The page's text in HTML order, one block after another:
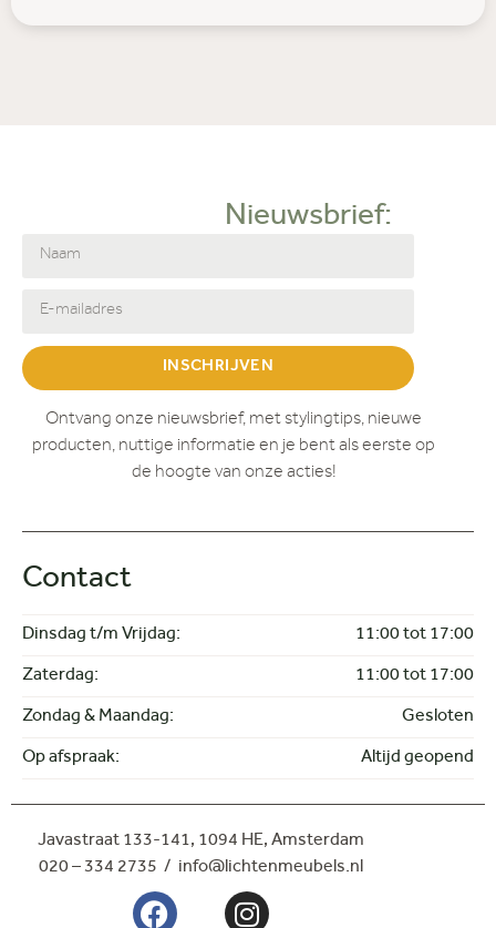
Nieuwsbrief:
INSCHRIJVEN
Ontvang onze nieuwsbrief, met stylingtips, nieuwe
producten, nuttige informatie en je bent als eerste op
de hoogte van onze acties!
Contact
Dinsdag t/m Vrijdag: 11:00 tot 17:00
Zaterdag: 11:00 tot 17:00
Zondag & Maandag: Gesloten
Op afspraak: Altijd geopend
Javastraat 133-141, 1094 HE, Amsterdam
020 – 334 2735 / info@lichtenmeubels.nl